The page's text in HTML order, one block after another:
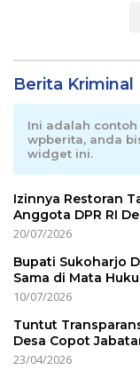
Berita Kriminal
Ini adalah
wpberita, anda
widget ini.
Izinnya Restoran
Anggota DPR RI
20/07/2026
Bupati Sukoharjo
Sama di Mata
10/07/2026
Tuntut
Desa Copot
23/04/2026